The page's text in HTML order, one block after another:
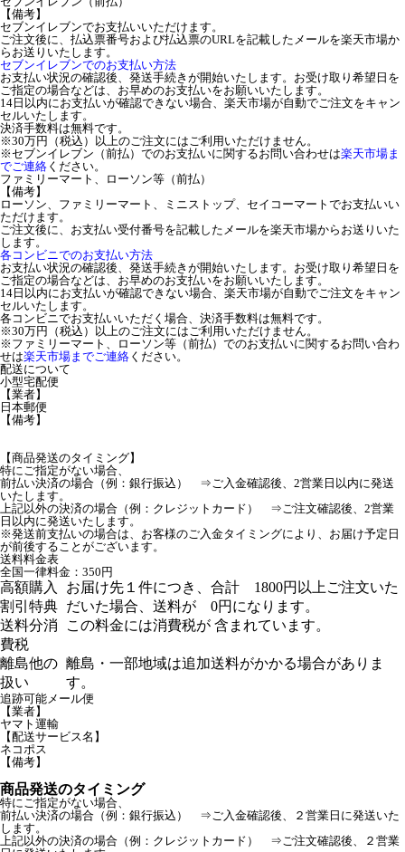
【備考】
セブンイレブンでお支払いいただけます。
ご注文後に、払込票番号および払込票のURLを記載したメールを楽天市場か
らお送りいたします。
セブンイレブンでのお支払い方法
お支払い状況の確認後、発送手続きが開始いたします。お受け取り希望日を
ご指定の場合などは、お早めのお支払いをお願いいたします。
14日以内にお支払いが確認できない場合、楽天市場が自動でご注文をキャン
セルいたします。
決済手数料は無料です。
※30万円（税込）以上のご注文にはご利用いただけません。
※セブンイレブン（前払）でのお支払いに関するお問い合わせは楽天市場ま
でご連絡 ください。
ファミリーマート、ローソン等（前払）
【備考】
ローソン、ファミリーマート、ミニストップ、セイコーマートでお支払いい
ただけます。
ご注文後に、お支払い受付番号を記載したメールを楽天市場からお送りいた
します。
各コンビニでのお支払い方法
お支払い状況の確認後、発送手続きが開始いたします。お受け取り希望日を
ご指定の場合などは、お早めのお支払いをお願いいたします。
14日以内にお支払いが確認できない場合、楽天市場が自動でご注文をキャン
セルいたします。
各コンビニでお支払いいただく場合、決済手数料は無料です。
※30万円（税込）以上のご注文にはご利用いただけません。
※ファミリーマート、ローソン等（前払）でのお支払いに関するお問い合わ
せは楽天市場までご連絡 ください。
配送について
小型宅配便
【業者】
日本郵便
【備考】
【商品発送のタイミング】
特にご指定がない場合、
前払い決済の場合（例：銀行振込） ⇒ご入金確認後、2営業日以内に発送
いたします。
上記以外の決済の場合（例：クレジットカード） ⇒ご注文確認後、2営業
日以内に発送いたします。
※発送前支払いの場合は、お客様のご入金タイミングにより、お届け予定日
が前後することがございます。
送料料金表
全国一律料金：350円
高額購入
割引特典
お届け先１件につき、合計 1800円以上ご注文いた
だいた場合、送料が 0円になります。
送料分消
費税
この料金には消費税が 含まれています。
離島他の
扱い
離島・一部地域は追加送料がかかる場合がありま
す。
追跡可能メール便
【業者】
ヤマト運輸
【配送サービス名】
ネコポス
【備考】
商品発送のタイミング
特にご指定がない場合、
前払い決済の場合（例：銀行振込） ⇒ご入金確認後、２営業日に発送いた
します。
上記以外の決済の場合（例：クレジットカード） ⇒ご注文確認後、２営業